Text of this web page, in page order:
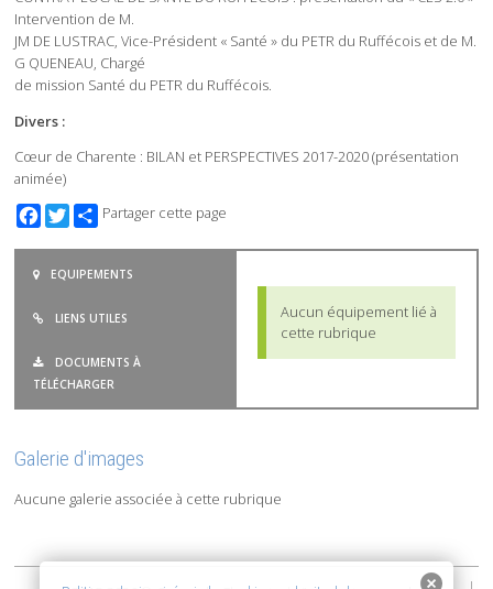
Intervention de M.
JM DE LUSTRAC, Vice-Président « Santé » du PETR du Ruffécois et de M.
G QUENEAU, Chargé
de mission Santé du PETR du Ruffécois.
Divers :
Cœur de Charente : BILAN et PERSPECTIVES 2017-2020 (présentation
animée)
Facebook
TwitterPartager cette page
EQUIPEMENTS
LIENS UTILES
DOCUMENTS À
TÉLÉCHARGER
Aucun équipement lié à
cette rubrique
Galerie d'images
Aucune galerie associée à cette rubrique